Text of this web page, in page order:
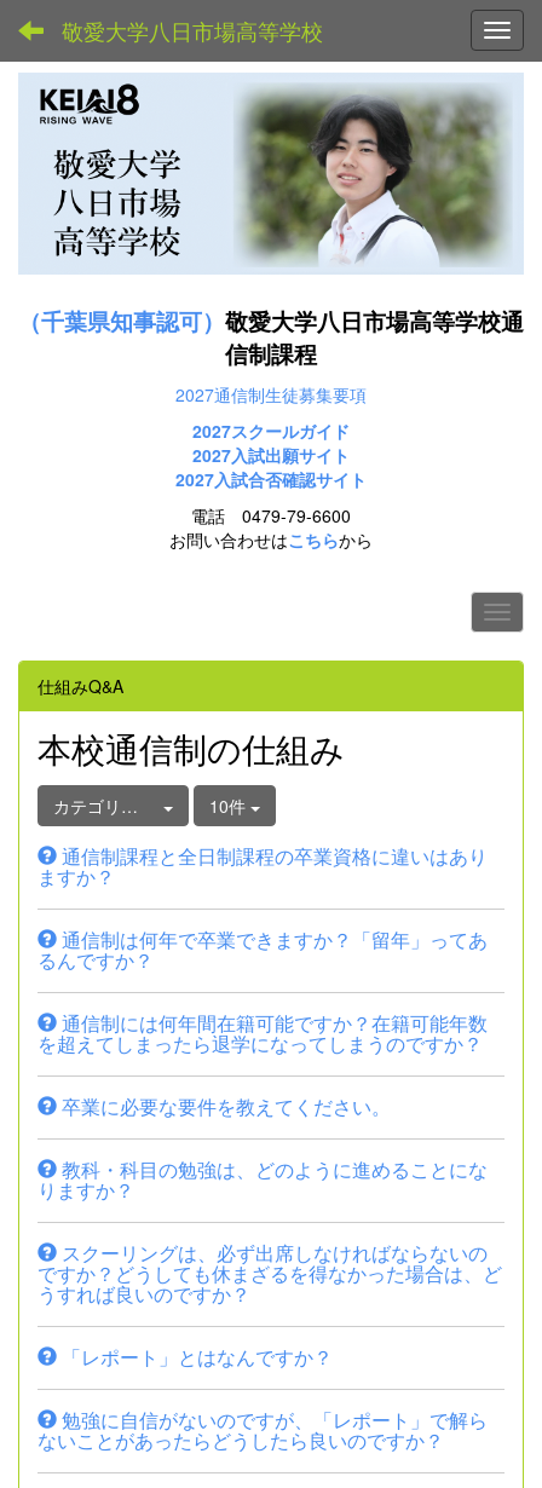
敬愛大学八日市場高等学校
（千葉県知事認可） 敬愛大学八日市場高等学校通
信制課程
2027通信制生徒募集要項
2027スクールガイド
2027入試出願サイト
2027入試合否確認サイト
電話 0479-79-6600
お問い合わせはこちらから
仕組みQ&A
本校通信制の仕組み
カテゴリ選択 10件
通信制課程と全日制課程の卒業資格に違いはあり
ますか？
通信制は何年で卒業できますか？「留年」ってあ
るんですか？
通信制には何年間在籍可能ですか？在籍可能年数
を超えてしまったら退学になってしまうのですか？
卒業に必要な要件を教えてください。
教科・科目の勉強は、どのように進めることにな
りますか？
スクーリングは、必ず出席しなければならないの
ですか？どうしても休まざるを得なかった場合は、ど
うすれば良いのですか？
「レポート」とはなんですか？
勉強に自信がないのですが、「レポート」で解ら
ないことがあったらどうしたら良いのですか？